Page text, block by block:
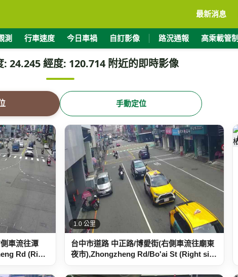
最新消息
測 行車速度 今日車禍 自訂影像 路況通報 高乘載管制
: 24.245 經度: 120.714 附近的即時影像
手動定位
車流往潭
Rd (Ri…
1.0 公里
台中市道路 中正路/博愛街(右側車流往廟東
夜市),Zhongzheng Rd/Bo'ai St (Right si…